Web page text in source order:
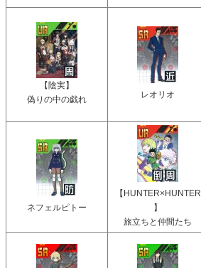
【陰実】
偽りの中の戯れ
レオリオ
ネフェルピトー
【HUNTER×HUNTER
】
旅立ちと仲間たち